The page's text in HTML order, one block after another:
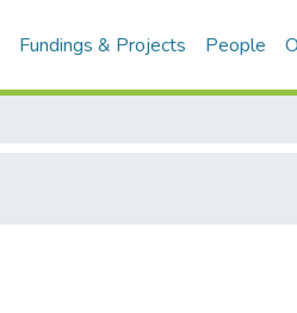
Fundings & Projects People